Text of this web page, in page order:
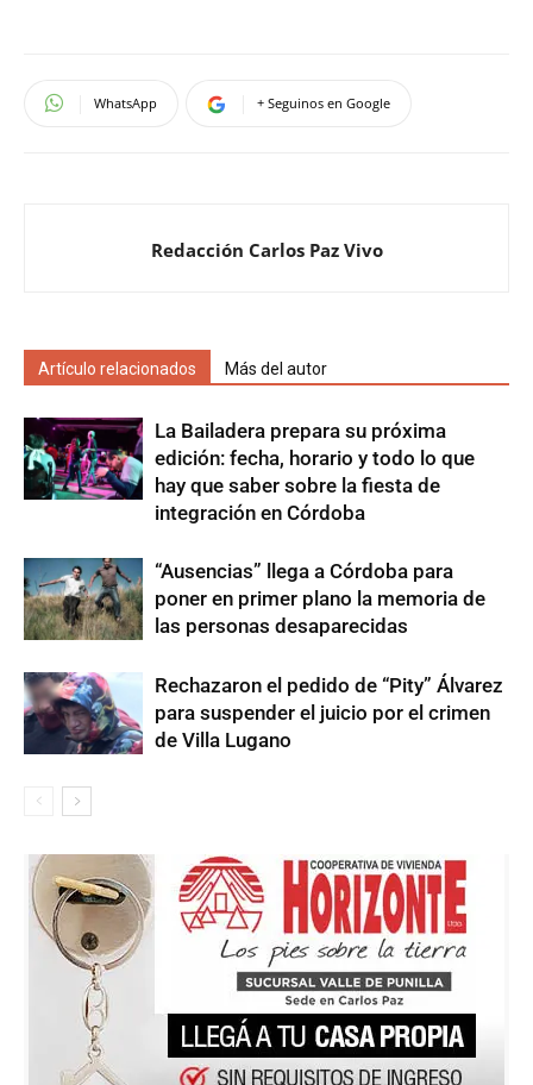
WhatsApp + Seguinos en Google
Redacción Carlos Paz Vivo
Artículo relacionados Más del autor
La Bailadera prepara su próxima
edición: fecha, horario y todo lo que
hay que saber sobre la fiesta de
integración en Córdoba
“Ausencias” llega a Córdoba para
poner en primer plano la memoria de
las personas desaparecidas
Rechazaron el pedido de “Pity” Álvarez
para suspender el juicio por el crimen
de Villa Lugano